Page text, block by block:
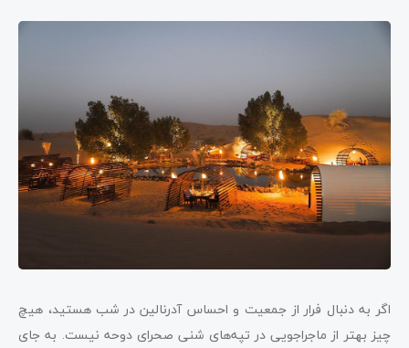
اگر به دنبال فرار از جمعیت و احساس آدرنالین در شب هستید، هیچ
چیز بهتر از ماجراجویی در تپه‌های شنی صحرای دوحه نیست. به جای